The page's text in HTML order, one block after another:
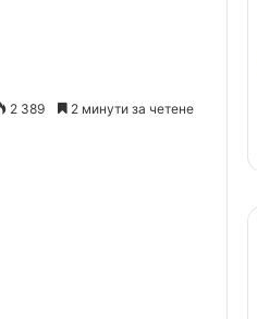
2 389 2 минути за четене